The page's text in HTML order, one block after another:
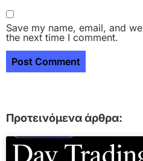
Save my name, email, and
the next time I comment.
Προτεινόμενα άρθρα: